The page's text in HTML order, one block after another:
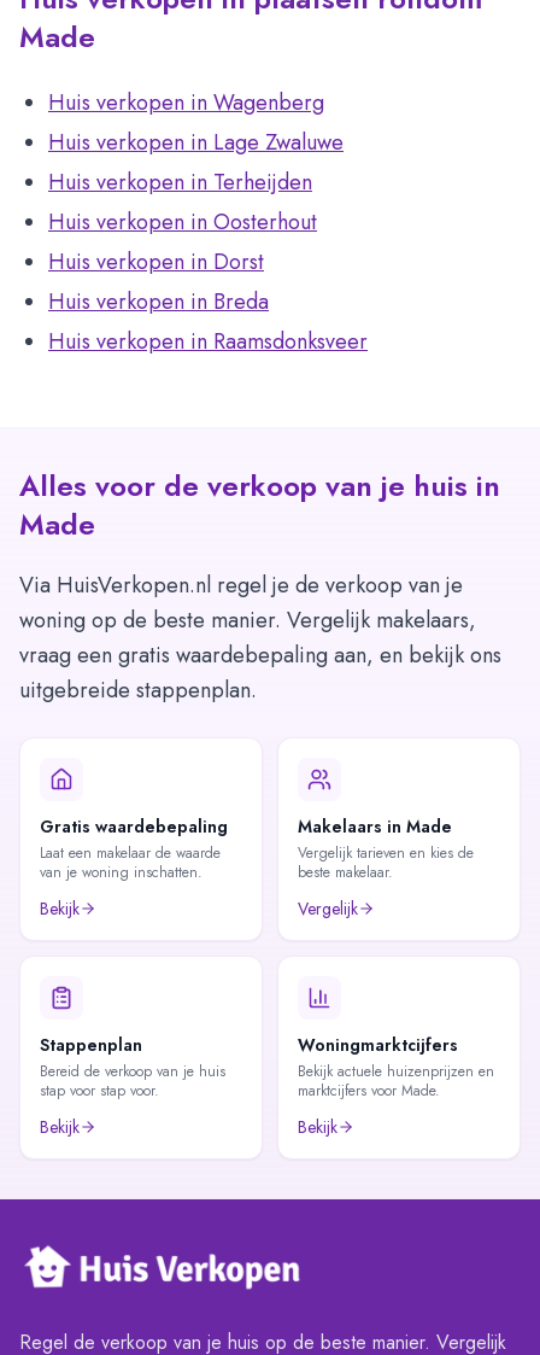
Made
Huis verkopen in Wagenberg
Huis verkopen in Lage Zwaluwe
Huis verkopen in Terheijden
Huis verkopen in Oosterhout
Huis verkopen in Dorst
Huis verkopen in Breda
Huis verkopen in Raamsdonksveer
Alles voor de verkoop van je huis in
Made
Via HuisVerkopen.nl regel je de verkoop van je
woning op de beste manier. Vergelijk makelaars,
vraag een gratis waardebepaling aan, en bekijk ons
uitgebreide stappenplan.
Gratis waardebepaling
Laat een makelaar de waarde
van je woning inschatten.
Bekijk
Makelaars in Made
Vergelijk tarieven en kies de
beste makelaar.
Vergelijk
Stappenplan
Bereid de verkoop van je huis
stap voor stap voor.
Bekijk
Woningmarktcijfers
Bekijk actuele huizenprijzen en
marktcijfers voor Made.
Bekijk
Regel de verkoop van je huis op de beste manier. Vergelijk